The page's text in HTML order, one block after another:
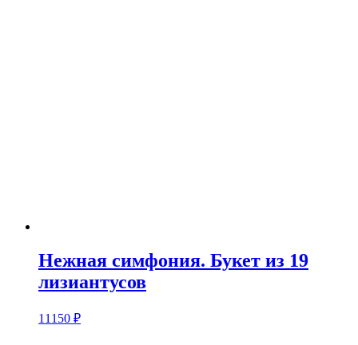
Нежная симфония. Букет из 19
лизиантусов
11150 ₽